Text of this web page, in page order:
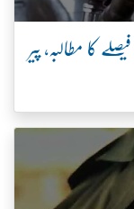
کا مطالبہ، پیر